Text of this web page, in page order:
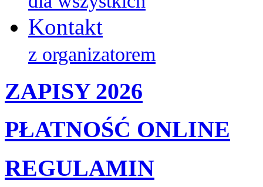
Kontakt
z organizatorem
ZAPISY 2026
PŁATNOŚĆ ONLINE
REGULAMIN